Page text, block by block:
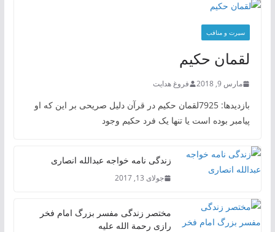
سیرت و منافب
لقمان حکیم
مارس 9, 2018 فروغ هدایت
بازدیدها: 7925لقمان حکیم در قرآن دلیل صریحی بر این که او
پیامبر بوده است یا تنها یک فرد حکیم وجود
زندگی نامه خواجه عبدالله انصاری
جولای 13, 2017
مختصر زندگی مفسر بزرگ امام فخر
رازی رحمة الله علیه